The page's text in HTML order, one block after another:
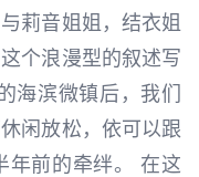
莉音姐姐，结衣姐
个浪漫型的叙述写
海滨微镇后，我们
闲放松，依可以跟
年前的牵绊。 在这